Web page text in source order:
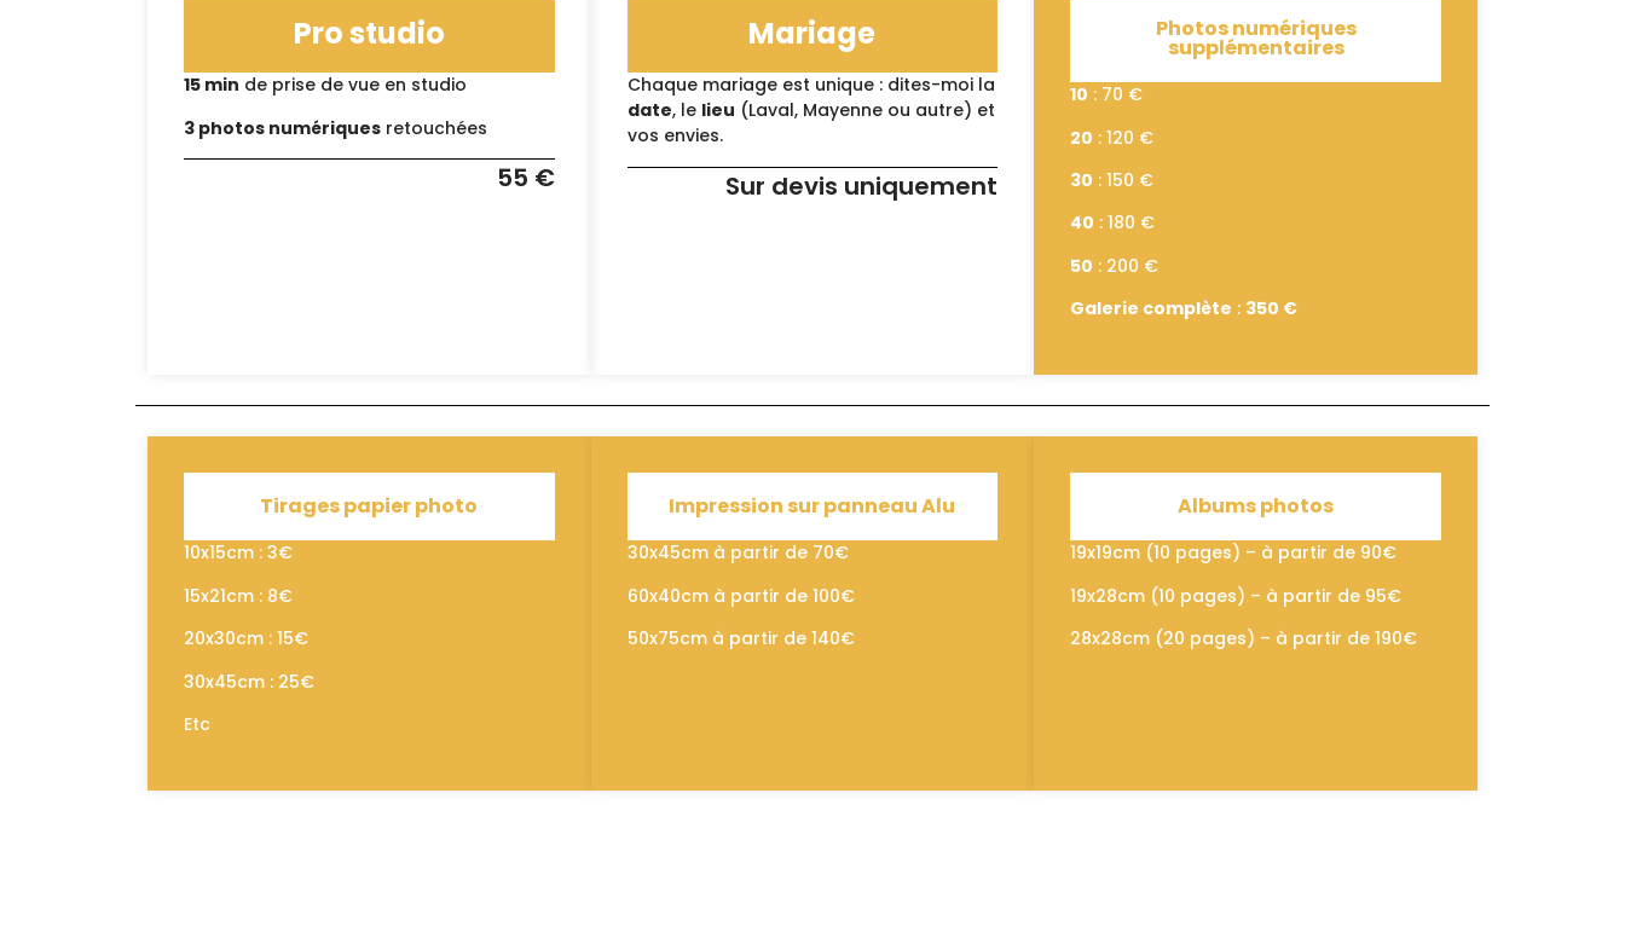
Pro studio
15 min de prise de vue en studio
3 photos numériques retouchées
55 €
Mariage
Chaque mariage est unique : dites-moi la
date, le lieu (Laval, Mayenne ou autre) et
vos envies.
Sur devis uniquement
Photos numériques
supplémentaires
10 : 70 €
20 : 120 €
30 : 150 €
40 : 180 €
50 : 200 €
Galerie complète : 350 €
Tirages papier photo
10x15cm : 3€
15x21cm : 8€
20x30cm : 15€
30x45cm : 25€
Etc
Impression sur panneau Alu
30x45cm à partir de 70€
60x40cm à partir de 100€
50x75cm à partir de 140€
Albums photos
19x19cm (10 pages) – à partir de 90€
19x28cm (10 pages) – à partir de 95€
28x28cm (20 pages) – à partir de 190€